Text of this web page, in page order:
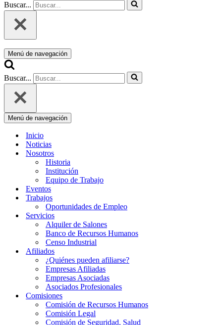
Buscar...
Menú de navegación
Buscar...
Menú de navegación
Inicio
Noticias
Nosotros
Historia
Institución
Equipo de Trabajo
Eventos
Trabajos
Oportunidades de Empleo
Servicios
Alquiler de Salones
Banco de Recursos Humanos
Censo Industrial
Afiliados
¿Quiénes pueden afiliarse?
Empresas Afiliadas
Empresas Asociadas
Asociados Profesionales
Comisiones
Comisión de Recursos Humanos
Comisión Legal
Comisión de Seguridad, Salud